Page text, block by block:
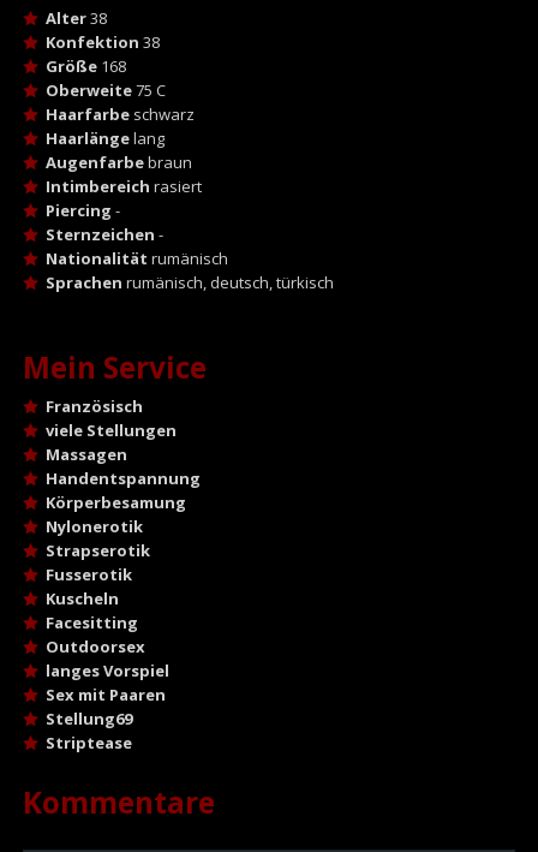
Alter38
Konfektion 38
Größe168
Oberweite75 C
Haarfarbeschwarz
Haarlängelang
Augenfarbebraun
Intimbereich rasiert
Piercing -
Sternzeichen -
Nationalität rumänisch
Sprachen rumänisch, deutsch, türkisch
Mein Service
Französisch
viele Stellungen
Massagen
Handentspannung
Körperbesamung
Nylonerotik
Strapserotik
Fusserotik
Kuscheln
Facesitting
Outdoorsex
langes Vorspiel
Sex mit Paaren
Stellung69
Striptease
Kommentare